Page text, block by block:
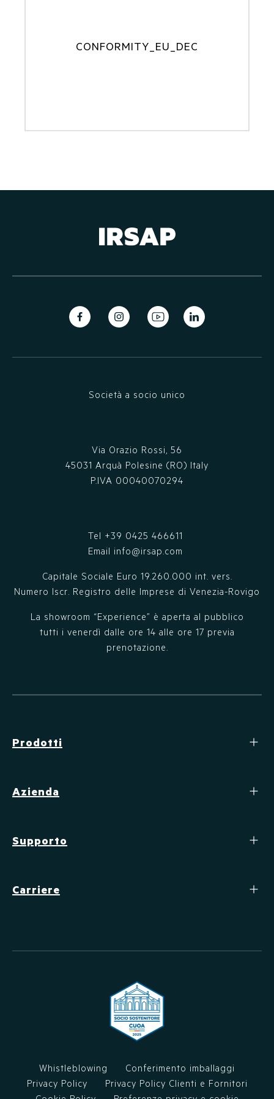
CONFORMITY_EU_DEC
Società a socio unico
Via Orazio Rossi, 56
45031 Arquà Polesine (RO) Italy
P.IVA 00040070294
Tel +39 0425 466611
Email info@irsap.com
Capitale Sociale Euro 19.260.000 int. vers.
Numero Iscr. Registro delle Imprese di Venezia-Rovigo
La showroom “Experience” è aperta al pubblico
tutti i venerdì dalle ore 14 alle ore 17 previa
prenotazione.
Prodotti
Azienda
Supporto
Carriere
Whistleblowing
Conferimento imballaggi
Privacy Policy
Privacy Policy Clienti e Fornitori